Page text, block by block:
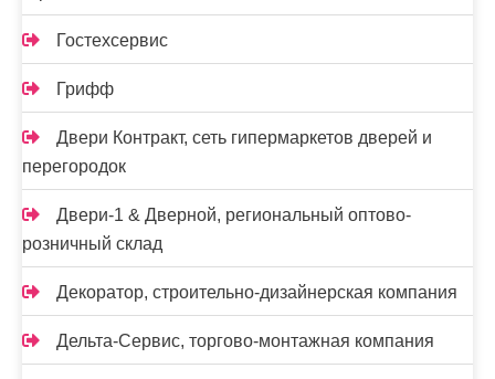
Гостехсервис
Грифф
Двери Контракт, сеть гипермаркетов дверей и
перегородок
Двери-1 & Дверной, региональный оптово-
розничный склад
Декоратор, строительно-дизайнерская компания
Дельта-Сервис, торгово-монтажная компания